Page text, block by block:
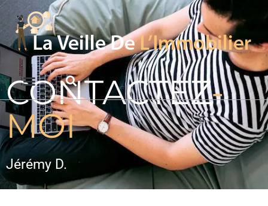
CONTACTEZ-
MOI
Jérémy D.